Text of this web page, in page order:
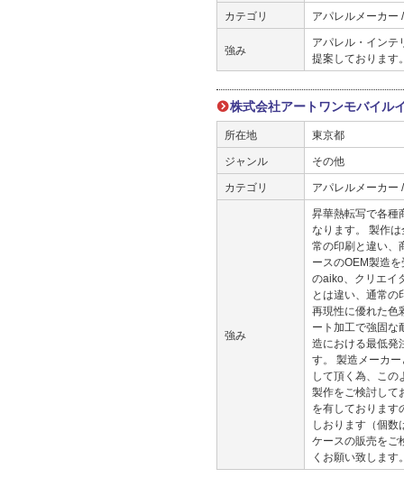
カテゴリ アパレルメーカー
強み
アパレル・インテ
提案しております
株式会社アートワンモバイル
所在地 東京都
ジャンル その他
カテゴリ アパレルメーカー
強み
昇華熱転写で各種
なります。 製作
常の印刷と違い、
ースのOEM製造
のaiko、クリエイ
とは違い、通常の
再現性に優れた色
ート加工で強固な
造における最低発
す。 製造メーカ
して頂く為、こ
製作をご検討して
を有しております
しおります（個
ケースの販売をご
くお願い致します